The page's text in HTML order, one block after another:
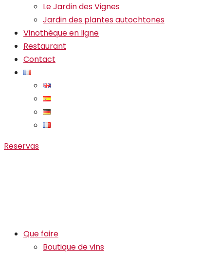
Le Jardin des Vignes
Jardin des plantes autochtones
Vinothèque en ligne
Restaurant
Contact
Reservas
Que faire
Boutique de vins